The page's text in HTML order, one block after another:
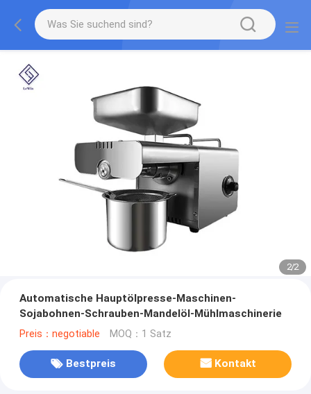
2/2
Automatische Hauptölpresse-Maschinen-
Sojabohnen-Schrauben-Mandelöl-Mühlmaschinerie
Preis：negotiable MOQ：1 Satz
Bestpreis Kontakt